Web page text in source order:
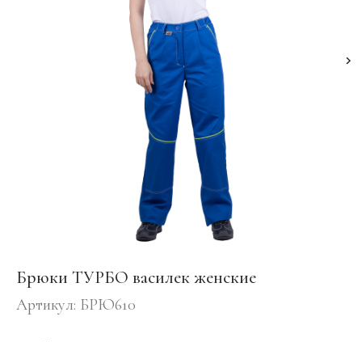
Брюки ТУРБО василек женские
Артикул: БРЮ610